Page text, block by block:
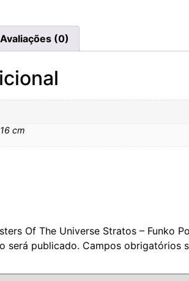
Avaliações (0)
cm
Of The Universe Stratos – Funko
será publicado. Campos obrigatórios